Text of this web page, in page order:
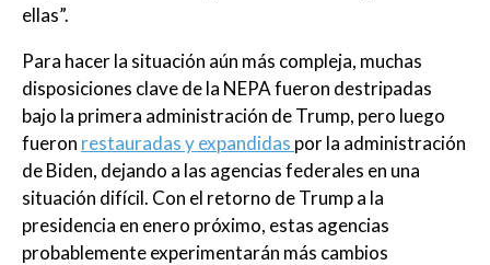
ellas”.
Para hacer la situación aún más compleja, muchas
disposiciones clave de la NEPA fueron destripadas
bajo la primera administración de Trump, pero luego
fueron restauradas y expandidas por la administración
de Biden, dejando a las agencias federales en una
situación difícil. Con el retorno de Trump a la
presidencia en enero próximo, estas agencias
probablemente experimentarán más cambios